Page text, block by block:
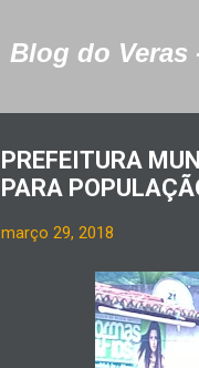
Blog do Veras
PREFEITURA
PARA
março 29, 2018